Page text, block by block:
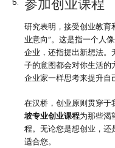
参加创业课程
研究表明，接受创业教育
业意向”。这是指一个人
企业，还指提出新想法。
子的意图都会对你生活
企业家一样思考来提升自
在汉桥，创业原则贯穿
坡专业创业课程为那些渴
程。无论您是想创业，
适合您。